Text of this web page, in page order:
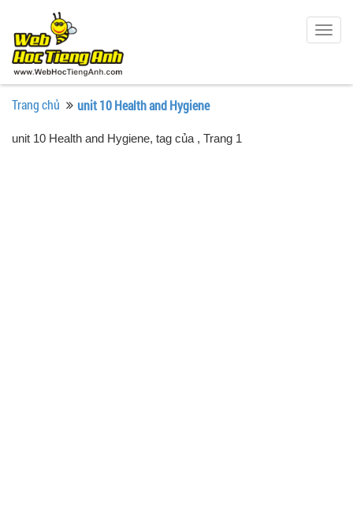
Trang chủ unit 10 Health and Hygiene
unit 10 Health and Hygiene, tag của , Trang 1